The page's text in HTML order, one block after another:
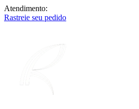
Atendimento:
Rastreie seu pedido